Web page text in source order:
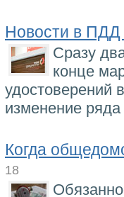
Новости в ПДД
Сразу
конце
удостоверений
изменение
Когда
18